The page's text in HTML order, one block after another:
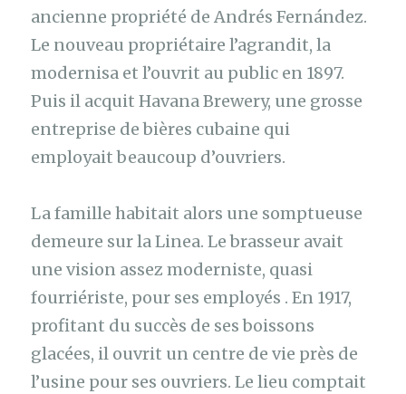
ancienne propriété de Andrés Fernández.
Le nouveau propriétaire l’agrandit, la
modernisa et l’ouvrit au public en 1897.
Puis il acquit Havana Brewery, une grosse
entreprise de bières cubaine qui
employait beaucoup d’ouvriers.
La famille habitait alors une somptueuse
demeure sur la Linea. Le brasseur avait
une vision assez moderniste, quasi
fourriériste, pour ses employés . En 1917,
profitant du succès de ses boissons
glacées, il ouvrit un centre de vie près de
l’usine pour ses ouvriers. Le lieu comptait